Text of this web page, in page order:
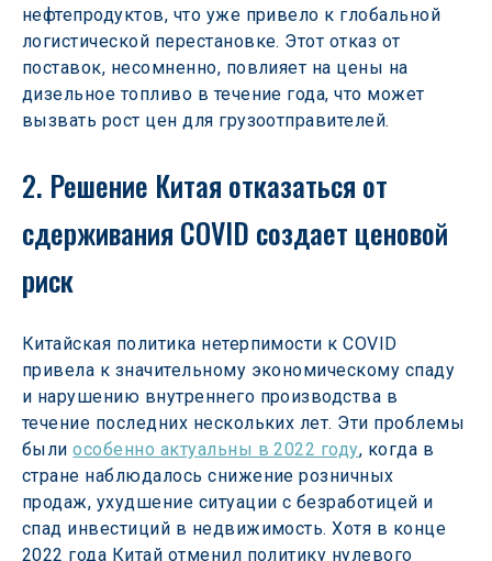
нефтепродуктов, что уже привело к глобальной
логистической перестановке. Этот отказ от
поставок, несомненно, повлияет на цены на
дизельное топливо в течение года, что может
вызвать рост цен для грузоотправителей.
2. Решение Китая отказаться от
сдерживания COVID создает ценовой
риск
Китайская политика нетерпимости к COVID
привела к значительному экономическому спаду
и нарушению внутреннего производства в
течение последних нескольких лет. Эти проблемы
были особенно актуальны в 2022 году, когда в
стране наблюдалось снижение розничных
продаж, ухудшение ситуации с безработицей и
спад инвестиций в недвижимость. Хотя в конце
2022 года Китай отменил политику нулевого